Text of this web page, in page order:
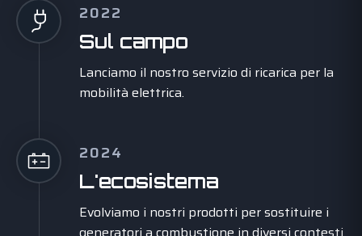
2022
Sul campo
Lanciamo il nostro servizio di ricarica per la
mobilità elettrica.
2024
L'ecosistema
Evolviamo i nostri prodotti per sostituire i